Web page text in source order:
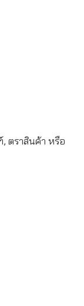
ตราสินค้า หรือ